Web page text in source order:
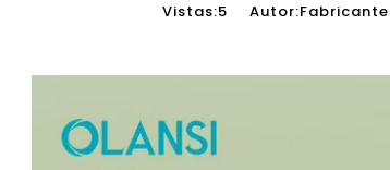
Vistas:5